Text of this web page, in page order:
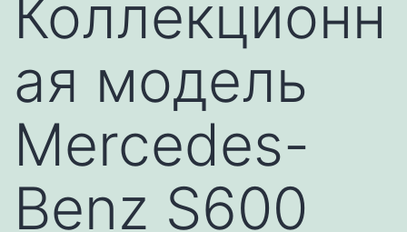
Коллекционн
ая модель
Mercedes-
Benz S600